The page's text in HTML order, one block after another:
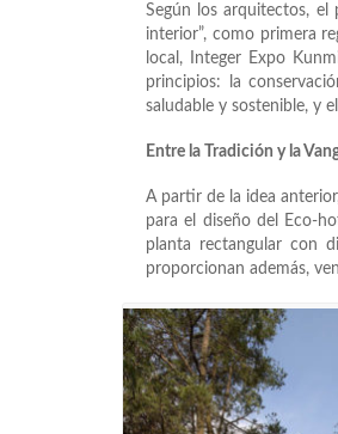
Según los arquitectos, el
interior”, como primera
local, Integer Expo
principios: la
saludable y sostenible, y
Entre la Tradición y la
A partir de la idea
para el diseño del Eco-
planta rectangular con
proporcionan además,